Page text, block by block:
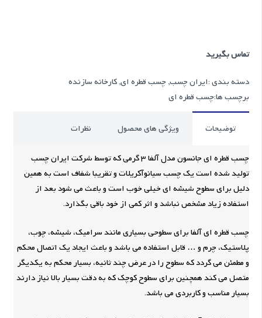
تماس بگیرید
دسته بندی :ایران چسب,چسب قطره ای,کارخانه سازنده
برچسب ها:چسب قطره ای
توضیحات ویژگی های محصول نظرات
چسب قطره ای جانسون مدل آلفا 3 گرمی که توسط شرکت ایران چسب
تولید شده است یک چسب سیانوآکریلات و تقریبا شفاف است به همین
دلیل برای سطوح شیشه ای خیلی خوب است و باعث می شود بعد از
استفاده زیاد مشخص نباشد و اثر کمی از خود باقی بگذارد.
چسب قطره ای آلفا برای سطوحی بسیاری مانند سرامیک، شیشه، چوب،
پلاستیک، چرم و … قابل استفاده می باشد و باعث ایجاد یک اتصال محکم
و مطمئن می گردد که سطوح را در عرض چند ثانیه، بسیار محکم به یکدیگر
متصل می کند همچنین برای سطوح کوچک که به دقت بسیار بالا نیاز دارند
بسیار مناسب و کاربردی می باشد.